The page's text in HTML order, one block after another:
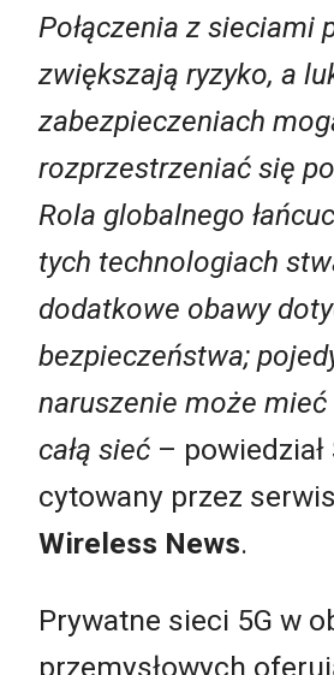
Połączenia z sieciami
zwiększają ryzyko, a
zabezpieczeniach
rozprzestrzeniać się
Rola globalnego
tych technologiach
dodatkowe obawy
bezpieczeństwa;
naruszenie może mieć
całą sieć – powiedział
cytowany przez serwis
Wireless News.
Prywatne sieci 5G w
przemysłowych